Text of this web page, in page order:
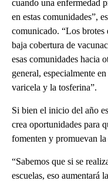
cuando una enfermedad
en estas comunidades”,
comunicado. “Los brotes
baja cobertura de
esas comunidades hacia
general, especialmente
varicela y la tosferina”.
Si bien el inicio del año
crea oportunidades para
fomenten y promuevan
“Sabemos que si se
escuelas, eso aumentará